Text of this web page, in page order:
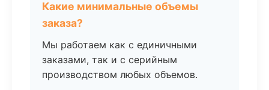
Какие минимальные объемы
заказа?
Мы работаем как с единичными
заказами, так и с серийным
производством любых объемов.